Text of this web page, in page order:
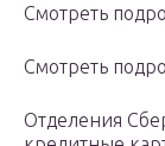
Смотреть
Смотреть
Отделения